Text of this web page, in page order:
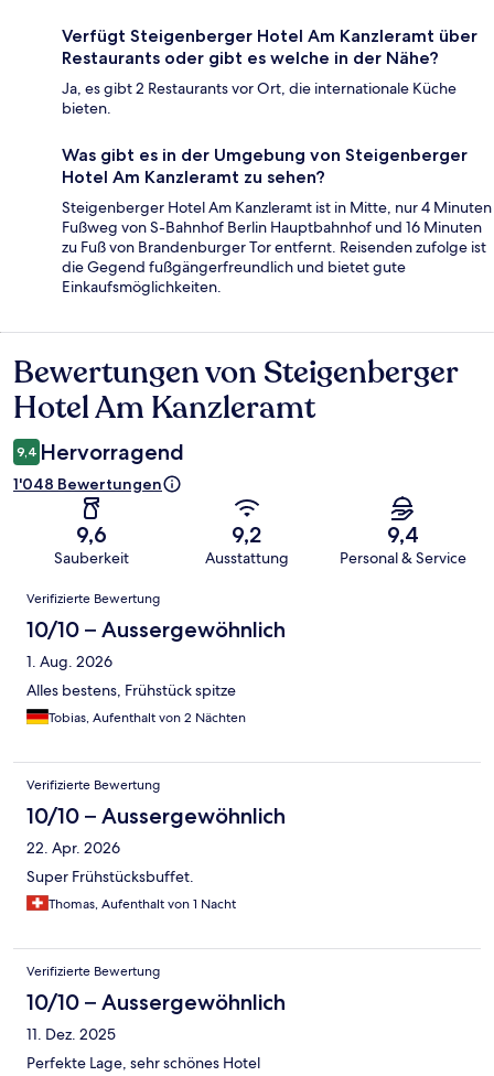
Verfügt Steigenberger Hotel Am Kanzleramt über
Restaurants oder gibt es welche in der Nähe?
Ja, es gibt 2 Restaurants vor Ort, die internationale Küche
bieten.
Was gibt es in der Umgebung von Steigenberger
Hotel Am Kanzleramt zu sehen?
Steigenberger Hotel Am Kanzleramt ist in Mitte, nur 4 Minuten
Fußweg von S-Bahnhof Berlin Hauptbahnhof und 16 Minuten
zu Fuß von Brandenburger Tor entfernt. Reisenden zufolge ist
die Gegend fußgängerfreundlich und bietet gute
Einkaufsmöglichkeiten.
Bewertungen
Bewertungen von Steigenberger
Hotel Am Kanzleramt
9,4 Hervorragend
1'048 Bewertungen
9,6
Sauberkeit
9,2
Ausstattung
9,4
Personal & Service
Bewertungen
Verifizierte Bewertung
10/10 – Aussergewöhnlich
1. Aug. 2026
Alles bestens, Frühstück spitze
Tobias, Aufenthalt von 2 Nächten
Verifizierte Bewertung
10/10 – Aussergewöhnlich
22. Apr. 2026
Super Frühstücksbuffet.
Thomas, Aufenthalt von 1 Nacht
Verifizierte Bewertung
10/10 – Aussergewöhnlich
11. Dez. 2025
Perfekte Lage, sehr schönes Hotel